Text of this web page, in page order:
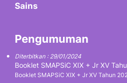
Sains
Pengumuman
Diterbitkan : 29/01/2024
Booklet SMAPSiC XIX + Jr XV
Booklet SMAPSiC XIX + Jr XV Tahun